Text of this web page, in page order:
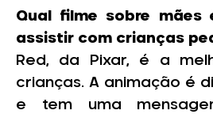
Qual filme sobre mães
assistir com crianças
Red, da Pixar, é a
crianças. A animação é
e tem uma